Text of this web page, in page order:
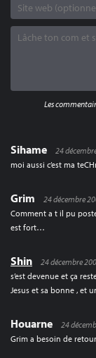
Sihame
24
moi aussi c’est ma
Grim
24 décembre
Comment a t il pu
est fort…
Shin
24 décembre
s’est devenue et ça
Jesus et sa bonne , et
Houarne
24
Grim a besoin de
Les